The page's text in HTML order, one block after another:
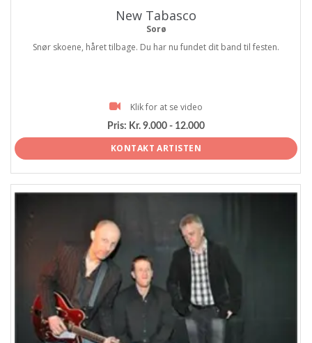
New Tabasco
Sorø
Snør skoene, håret tilbage. Du har nu fundet dit band til festen.
Klik for at se video
Pris: Kr. 9.000 - 12.000
KONTAKT ARTISTEN